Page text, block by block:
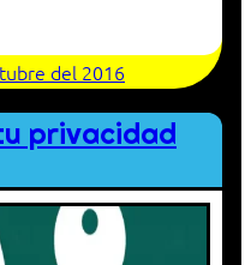
del 2016
privacidad